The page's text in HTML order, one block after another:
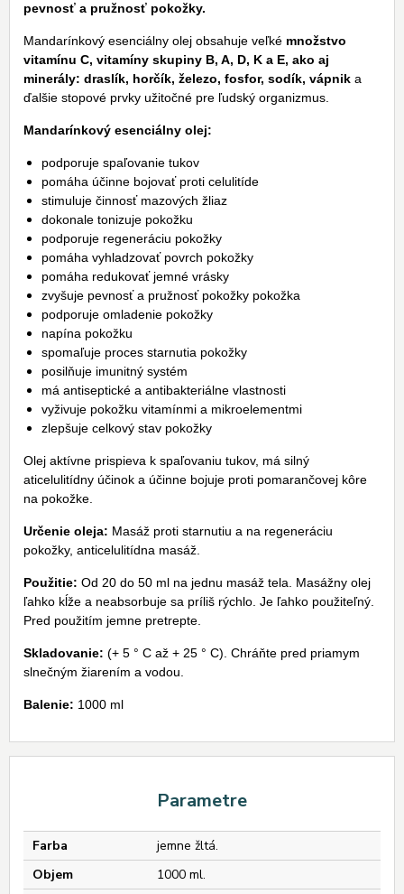
pevnosť a pružnosť pokožky.
Mandarínkový esenciálny olej obsahuje veľké množstvo
vitamínu C, vitamíny skupiny B, A, D, K a E, ako aj
minerály: draslík, horčík, železo, fosfor, sodík, vápnik a
ďalšie stopové prvky užitočné pre ľudský organizmus.
Mandarínkový esenciálny olej:
podporuje spaľovanie tukov
pomáha účinne bojovať proti celulitíde
stimuluje činnosť mazových žliaz
dokonale tonizuje pokožku
podporuje regeneráciu pokožky
pomáha vyhladzovať povrch pokožky
pomáha redukovať jemné vrásky
zvyšuje pevnosť a pružnosť pokožky pokožka
podporuje omladenie pokožky
napína pokožku
spomaľuje proces starnutia pokožky
posilňuje imunitný systém
má antiseptické a antibakteriálne vlastnosti
vyživuje pokožku vitamínmi a mikroelementmi
zlepšuje celkový stav pokožky
Olej aktívne prispieva k spaľovaniu tukov, má silný
aticelulitídny účinok a účinne bojuje proti pomarančovej kôre
na pokožke.
Určenie oleja: Masáž proti starnutiu a na regeneráciu
pokožky, anticelulitídna masáž.
Použitie: Od 20 do 50 ml na jednu masáž tela. Masážny olej
ľahko kĺže a neabsorbuje sa príliš rýchlo. Je ľahko použiteľný.
Pred použitím jemne pretrepte.
Skladovanie: (+ 5 ° C až + 25 ° C). Chráňte pred priamym
slnečným žiarením a vodou.
Balenie: 1000 ml
Parametre
Farba
jemne žltá.
Objem
1000 ml.